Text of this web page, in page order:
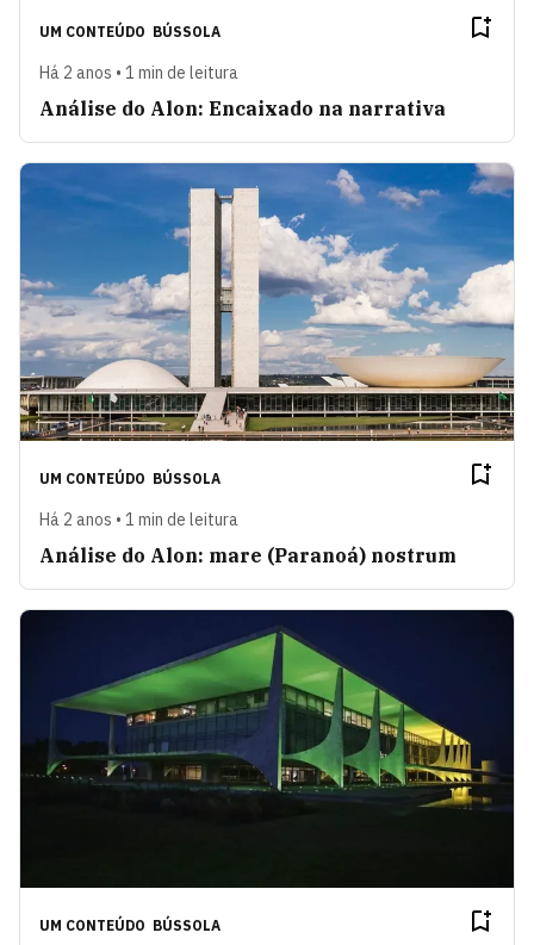
UM CONTEÚDO BÚSSOLA
Há 2 anos • 1 min de leitura
Análise do Alon: Encaixado na narrativa
UM CONTEÚDO BÚSSOLA
Há 2 anos • 1 min de leitura
Análise do Alon: mare (Paranoá) nostrum
UM CONTEÚDO BÚSSOLA